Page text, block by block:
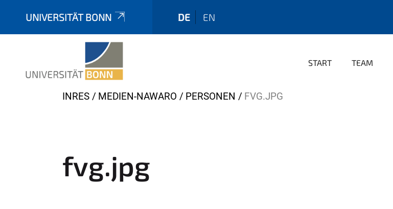
UNIVERSITÄT BONN DE EN
START TEAM
Y
e
h
INRES MEDIEN-NAWARO PERSONEN FVG.JPG
fvg.jpg